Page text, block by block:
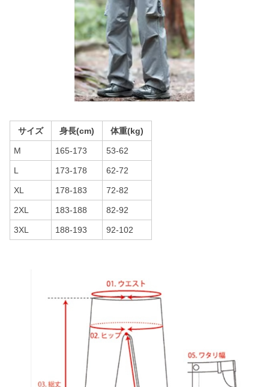
サイズ 身長(cm) 体重(kg)
M 165-173 53-62
L 173-178 62-72
XL 178-183 72-82
2XL 183-188 82-92
3XL 188-193 92-102